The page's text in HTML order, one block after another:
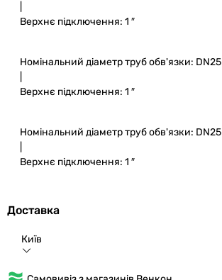
Верхнє підключення: 1 ″
Номінальний діаметр труб обв'язки: DN25
Верхнє підключення: 1 ″
Номінальний діаметр труб обв'язки: DN25
Верхнє підключення: 1 ″
Доставка
Київ